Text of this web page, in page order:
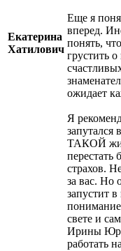
Екатерина
Хатилович
Еще я
вперед.
понять,
грустить
ожидает
Я
запутался
ТАКОЙ
перестать
страхов.
за вас. Но
запустит
свете и
Ирины
работать